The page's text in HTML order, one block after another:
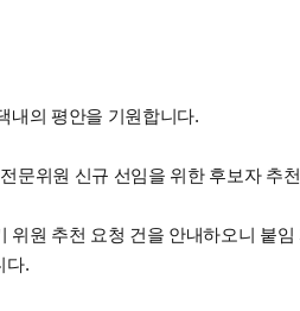
내의 평안을 기원합니다.
문위원 신규 선임을 위한 후보자 추
위원 추천 요청 건을 안내하오니 붙
다.